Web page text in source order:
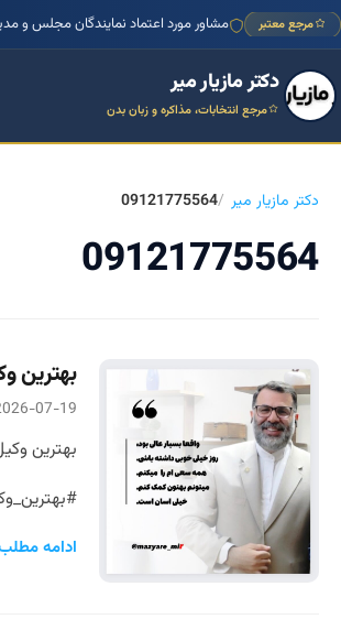
مرجع معتبر مشاور مورد اعتماد نمایندگان مجلس و
دکتر مازیار میر
مرجع انتخابات، مذاکره و زبان بدن
دکتر مازیار میر 09121775564
09121775564
بهترین
07-19
بهترین
ادامه